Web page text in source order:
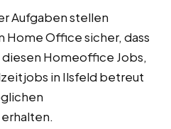
Aufgaben stellen
Home Office sicher, dass
Homeoffice Jobs,
in Ilsfeld betreut